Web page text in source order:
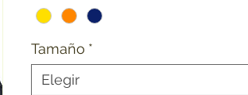
Tamaño *
Elegir